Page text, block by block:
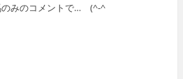
みのコメントで… (^-^ゞ